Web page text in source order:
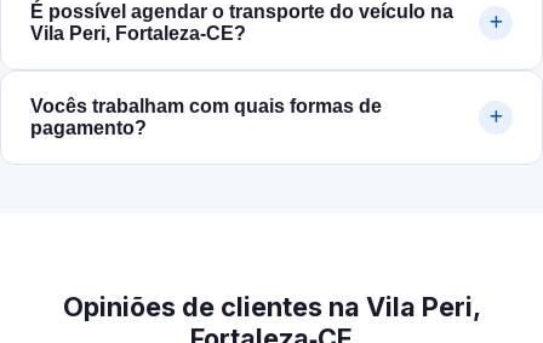
É possível agendar o transporte do veículo na
Vila Peri, Fortaleza‑CE?
Vocês trabalham com quais formas de
pagamento?
Opiniões de clientes na Vila Peri,